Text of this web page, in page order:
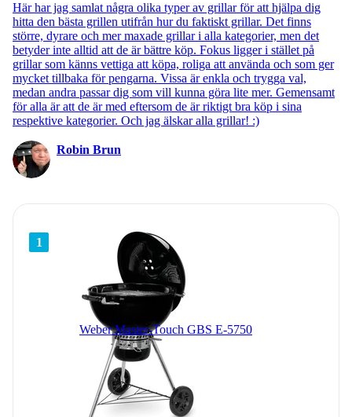
Här har jag samlat några olika typer av grillar för att hjälpa dig
hitta den bästa grillen utifrån hur du faktiskt grillar. Det finns
större, dyrare och mer maxade grillar i alla kategorier, men det
betyder inte alltid att de är bättre köp. Fokus ligger i stället på
grillar som känns vettiga att köpa, roliga att använda och som ger
mycket tillbaka för pengarna. Vissa är enkla och trygga val,
medan andra passar dig som vill kunna göra lite mer. Gemensamt
för alla är att de är med eftersom de är riktigt bra köp i sina
respektive kategorier. Och jag älskar alla grillar! :)
Robin Brun
1
Weber Master-Touch GBS E-5750